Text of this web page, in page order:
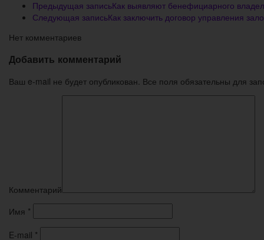
Предыдущая записьКак выявляют бенефициарного
Следующая записьКак заключить договор управления
Нет комментариев
Добавить комментарий
Ваш e-mail не будет опубликован. Все поля обязательны для
Комментарий
Имя *
E-mail *